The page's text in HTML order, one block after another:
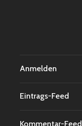
Anmelden
Eintrags-Feed
Kommentar-Feed